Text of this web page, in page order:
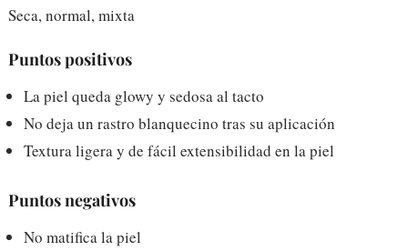
Seca, normal, mixta
Puntos positivos
La piel queda glowy y sedosa al tacto
No deja un rastro blanquecino tras su aplicación
Textura ligera y de fácil extensibilidad en la piel
Puntos negativos
No matifica la piel